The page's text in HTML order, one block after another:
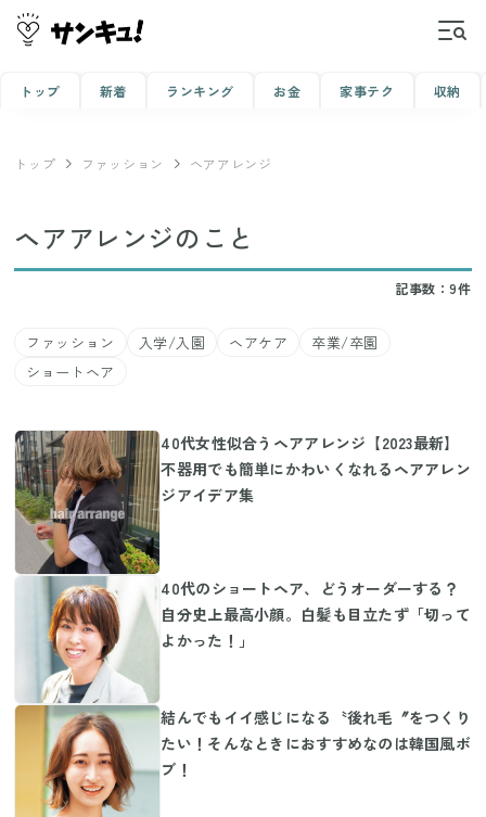
トップ 新着 ランキング お金 家事テク 収納
トップ ファッション ヘアアレンジ
ヘアアレンジのこと
記事数：9件
ファッション 入学/入園 ヘアケア
卒業/卒園
ショートヘア
40代女性似合うヘアアレンジ【2023最新】
不器用でも簡単にかわいくなれるヘアアレン
ジアイデア集
40代のショートヘア、どうオーダーする？
自分史上最高小顔。白髪も目立たず「切って
よかった！」
結んでもイイ感じになる〝後れ毛〞をつくり
たい！そんなときにおすすめなのは韓国風ボ
ブ！